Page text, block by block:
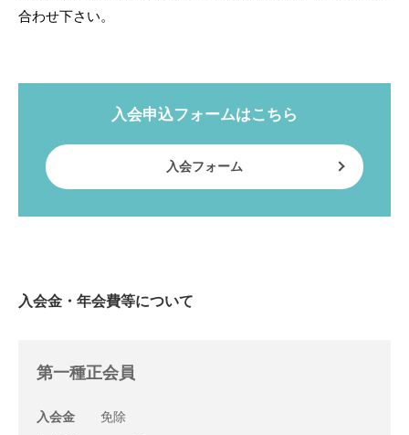
合わせ下さい。
入会申込フォームはこちら
入会フォーム
入会金・年会費等について
第一種正会員
入会金
免除